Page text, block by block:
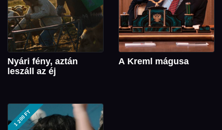
Nyári fény, aztán
leszáll az éj
A Kreml mágusa
1 200 FT